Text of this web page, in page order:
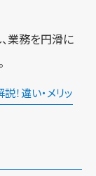
業務を円滑に
！違い・メリッ